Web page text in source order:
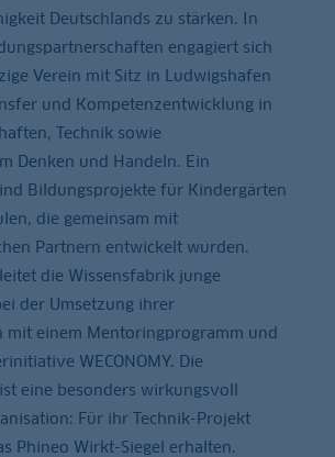
Deutschlands zu stärken. In
engagiert sich
Verein mit Sitz in Ludwigshafen
und Kompetenzentwicklung in
Technik sowie
Denken und Handeln. Ein
Bildungsprojekte für Kindergärten
die gemeinsam mit
Partnern entwickelt wurden.
die Wissensfabrik junge
der Umsetzung ihrer
mit einem Mentoringprogramm und
WECONOMY. Die
eine besonders wirkungsvoll
Für ihr Technik-Projekt
Phineo Wirkt-Siegel erhalten.